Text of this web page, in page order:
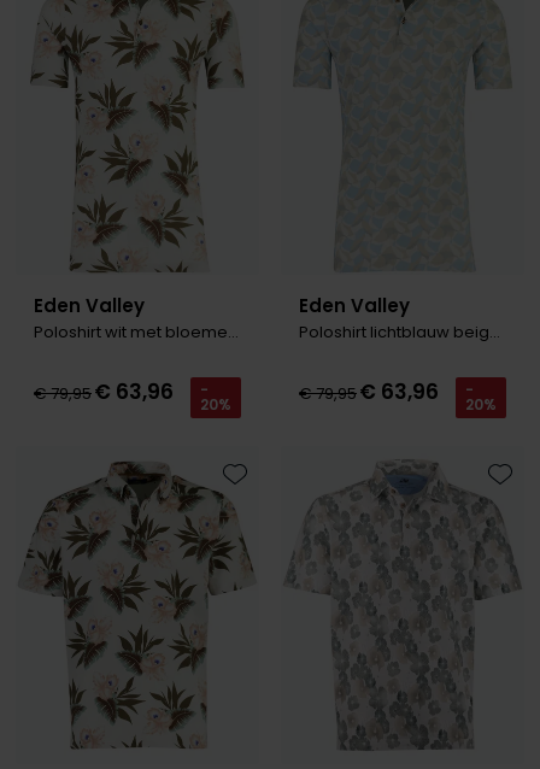
Eden Valley
Poloshirt wit met bloemenprint
€ 79,95€ 63,96 -
20%
Toevoegen aan favorieten
Eden Valley
Poloshirt lichtblauw beige print
€ 79,95€ 63,96 -
20%
Toevoegen aan favorieten